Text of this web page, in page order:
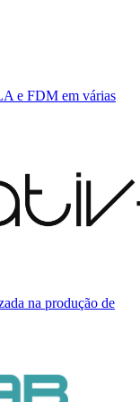
e FDM em várias
na produção de